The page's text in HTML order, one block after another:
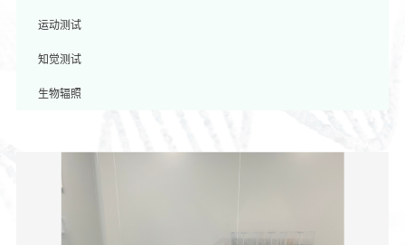
运动测试
知觉测试
生物辐照